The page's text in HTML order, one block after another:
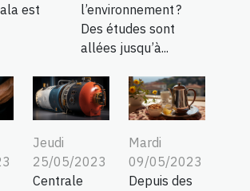
est
l’environnement ?
Des études sont
allées jusqu’à...
Jeudi
25/05/2023
Centrale
Mardi
09/05/2023
Depuis des